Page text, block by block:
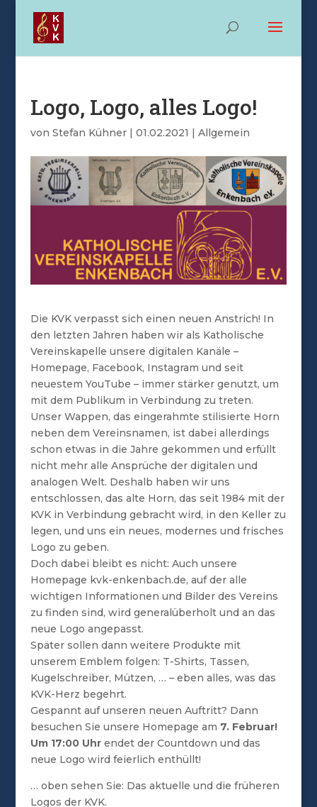
Logo, Logo, alles Logo!
von Stefan Kühner| 01.02.2021 | Allgemein
Die KVK verpasst sich einen neuen Anstrich! In
den letzten Jahren haben wir als Katholische
Vereinskapelle unsere digitalen Kanäle –
Homepage, Facebook, Instagram und seit
neuestem YouTube – immer stärker genutzt, um
mit dem Publikum in Verbindung zu treten.
Unser Wappen, das eingerahmte stilisierte Horn
neben dem Vereinsnamen, ist dabei allerdings
schon etwas in die Jahre gekommen und erfüllt
nicht mehr alle Ansprüche der digitalen und
analogen Welt. Deshalb haben wir uns
entschlossen, das alte Horn, das seit 1984 mit der
KVK in Verbindung gebracht wird, in den Keller zu
legen, und uns ein neues, modernes und frisches
Logo zu geben.
Doch dabei bleibt es nicht: Auch unsere
Homepage kvk-enkenbach.de, auf der alle
wichtigen Informationen und Bilder des Vereins
zu finden sind, wird generalüberholt und an das
neue Logo angepasst.
Später sollen dann weitere Produkte mit
unserem Emblem folgen: T-Shirts, Tassen,
Kugelschreiber, Mützen, … – eben alles, was das
KVK-Herz begehrt.
Gespannt auf unseren neuen Auftritt? Dann
besuchen Sie unsere Homepage am 7. Februar!
Um 17:00 Uhrendet der Countdown und das
neue Logo wird feierlich enthüllt!
… oben sehen Sie: Das aktuelle und die früheren
Logos der KVK.